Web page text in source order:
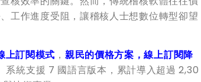
工作進度受阻，讓稽核人士想數位轉型卻望
上訂閱模式 ， 親民的價格方案，線上訂閱降
系統支援 7 國語言版本，累計導入超過 2,30